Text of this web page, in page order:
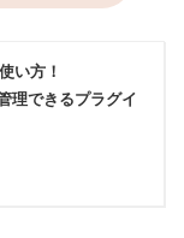
い方！
理できるプラグイ